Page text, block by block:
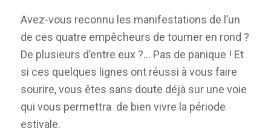
Avez-vous reconnu les manifestations de l’un
de ces quatre empêcheurs de tourner en rond ?
De plusieurs d’entre eux ?… Pas de panique ! Et
si ces quelques lignes ont réussi à vous faire
sourire, vous êtes sans doute déjà sur une voie
qui vous permettra de bien vivre la période
estivale.